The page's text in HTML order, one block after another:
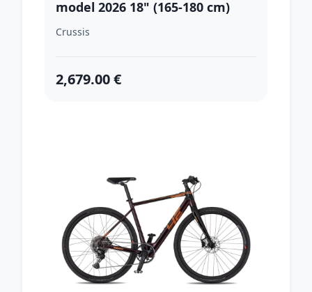
model 2026 18" (165-180 cm)
Crussis
2,679.00 €